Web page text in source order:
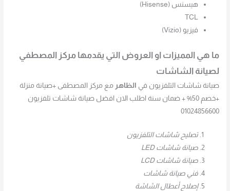
هيسنس (Hisense)
TCL
فيزيو (Vizio)
ما هي المميزات او العروض التي يقدمها مركز المصطفي
لصيانة الشاشات
صيانة شاشات التلفزيون في الظاهر مع مركز المصطفى +صيانة منزلة
+خصم 50% + ضمان سنة اطلب الان افضل صيانة شاشات تلفزيون
01024856600
تصليح شاشات التلفزيون
صيانة شاشات LED
صيانة شاشات LCD
فني صيانة شاشات
إصلاح أعطال الشاشة